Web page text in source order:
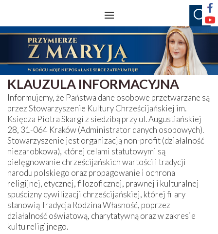
KLAUZULA INFORMACYJNA
Informujemy, że Państwa dane osobowe przetwarzane są
przez Stowarzyszenie Kultury Chrześcijańskiej im.
Księdza Piotra Skargi z siedzibą przy ul. Augustiańskiej
28, 31-064 Kraków (Administrator danych osobowych).
Stowarzyszenie jest organizacją non-profit (działalność
niezarobkowa), której celami statutowymi są
pielęgnowanie chrześcijańskich wartości i tradycji
narodu polskiego oraz propagowanie i ochrona
religijnej, etycznej, filozoficznej, prawnej i kulturalnej
spuścizny cywilizacji chrześcijańskiej, której filary
stanowią Tradycja Rodzina Własność, poprzez
działalność oświatową, charytatywną oraz w zakresie
kultu religijnego.